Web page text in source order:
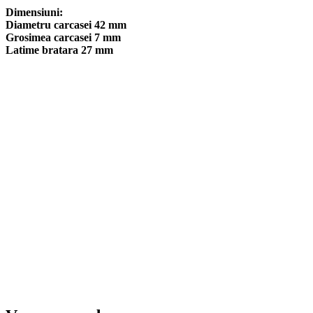
Dimensiuni:
Diametru carcasei 42 mm
Grosimea carcasei 7 mm
Latime bratara 27 mm